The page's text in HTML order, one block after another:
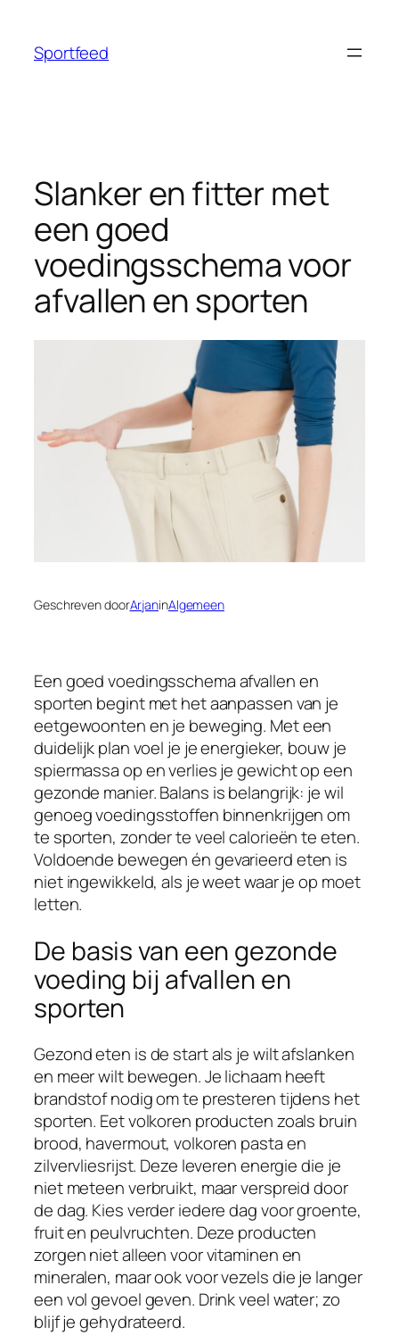
Sportfeed
Slanker en fitter met
een goed
voedingsschema voor
afvallen en sporten
Geschreven doorArjaninAlgemeen
Een goed voedingsschema afvallen en
sporten begint met het aanpassen van je
eetgewoonten en je beweging. Met een
duidelijk plan voel je je energieker, bouw je
spiermassa op en verlies je gewicht op een
gezonde manier. Balans is belangrijk: je wil
genoeg voedingsstoffen binnenkrijgen om
te sporten, zonder te veel calorieën te eten.
Voldoende bewegen én gevarieerd eten is
niet ingewikkeld, als je weet waar je op moet
letten.
De basis van een gezonde
voeding bij afvallen en
sporten
Gezond eten is de start als je wilt afslanken
en meer wilt bewegen. Je lichaam heeft
brandstof nodig om te presteren tijdens het
sporten. Eet volkoren producten zoals bruin
brood, havermout, volkoren pasta en
zilvervliesrijst. Deze leveren energie die je
niet meteen verbruikt, maar verspreid door
de dag. Kies verder iedere dag voor groente,
fruit en peulvruchten. Deze producten
zorgen niet alleen voor vitaminen en
mineralen, maar ook voor vezels die je langer
een vol gevoel geven. Drink veel water; zo
blijf je gehydrateerd.